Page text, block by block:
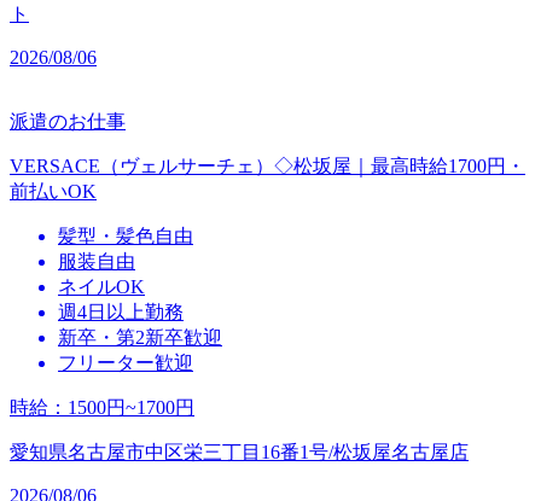
ト
2026/08/06
派遣のお仕事
VERSACE（ヴェルサーチェ）◇松坂屋｜最高時給1700円・
前払いOK
髪型・髪色自由
服装自由
ネイルOK
週4日以上勤務
新卒・第2新卒歓迎
フリーター歓迎
時給 ： 1500円~1700円
愛知県名古屋市中区栄三丁目16番1号/松坂屋名古屋店
2026/08/06